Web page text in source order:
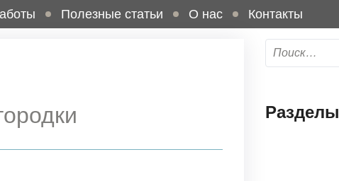
Полезные статьи О нас Контакты
Разделы